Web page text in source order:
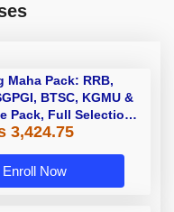
Maha Pack: RRB,
BTSC, KGMU &
Pack, Full Selection
3,424.75
Enroll Now